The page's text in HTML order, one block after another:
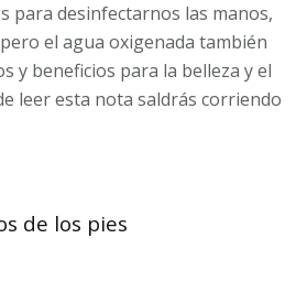
para desinfectarnos las manos,
el agua oxigenada también
y beneficios para la belleza y el
leer esta nota saldrás corriendo
de los pies